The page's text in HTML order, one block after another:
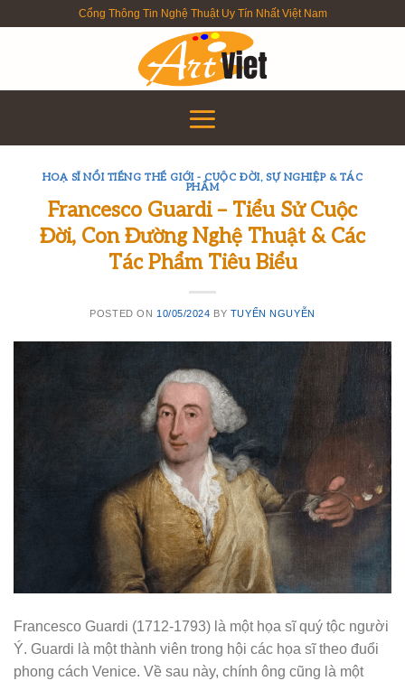
to
Cổng Thông Tin Nghệ Thuật Uy Tín Nhất Việt Nam
HOẠ SĨ NỔI TIẾNG THẾ GIỚI - CUỘC ĐỜI, SỰ NGHIỆP & TÁC
PHẨM
Francesco Guardi – Tiểu Sử Cuộc
Đời, Con Đường Nghệ Thuật & Các
Tác Phẩm Tiêu Biểu
POSTED ON 10/05/2024 BY TUYỂN NGUYỄN
Francesco Guardi (1712-1793) là một họa sĩ quý tộc người
Ý. Guardi là một thành viên trong hội các họa sĩ theo đuổi
phong cách Venice. Về sau này, chính ông cũng là một